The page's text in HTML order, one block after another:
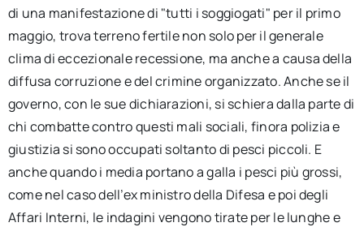
di una manifestazione di "tutti i soggiogati" per il primo
maggio, trova terreno fertile non solo per il generale
clima di eccezionale recessione, ma anche a causa della
diffusa corruzione e del crimine organizzato. Anche se il
governo, con le sue dichiarazioni, si schiera dalla parte di
chi combatte contro questi mali sociali, finora polizia e
giustizia si sono occupati soltanto di pesci piccoli. E
anche quando i media portano a galla i pesci più grossi,
come nel caso dell’ex ministro della Difesa e poi degli
Affari Interni, le indagini vengono tirate per le lunghe e